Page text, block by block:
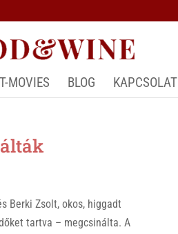
MOVIES BLOG KAPCSOLAT
Berki Zsolt, okos, higgadt
tartva – megcsinálta. A